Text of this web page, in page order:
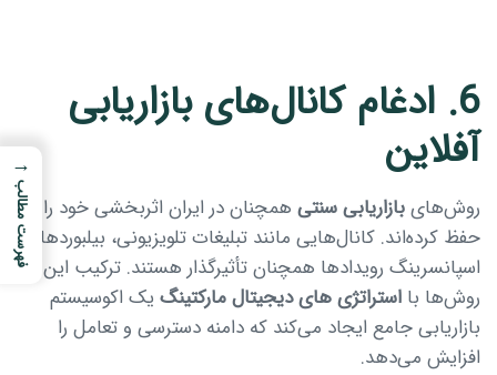
6. ادغام کانال‌های بازاریابی
آفلاین
روش‌هایبازاریابی سنتی همچنان در ایران اثربخشی خود را
حفظ کرده‌اند. کانال‌هایی مانند تبلیغات تلویزیونی، بیلبوردها و
اسپانسرینگ رویدادها همچنان تأثیرگذار هستند. ترکیب این
روش‌ها با استراتژی های دیجیتال مارکتینگ یک اکوسیستم
بازاریابی جامع ایجاد می‌کند که دامنه دسترسی و تعامل را
افزایش می‌دهد.
→
فهرست مطالب